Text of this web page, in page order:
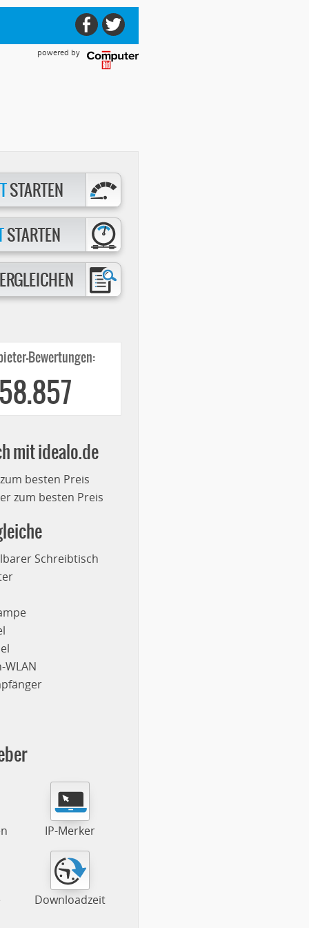
powered by
STARTEN
STARTEN
Bewertungen:
mit idealo.de
besten Preis
zum besten Preis
Schreibtisch
IP-Merker
Downloadzeit